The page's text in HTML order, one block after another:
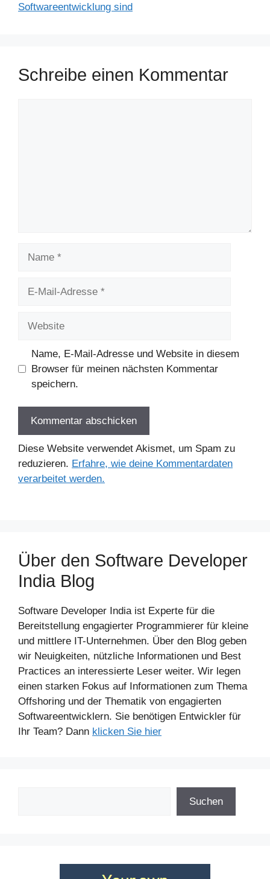
Softwareentwicklung sind
Schreibe einen Kommentar
Name, E-Mail-Adresse und Website in diesem
Browser für meinen nächsten Kommentar
speichern.
Diese Website verwendet Akismet, um Spam zu
reduzieren. Erfahre, wie deine Kommentardaten
verarbeitet werden.
Über den Software Developer
India Blog
Software Developer India ist Experte für die
Bereitstellung engagierter Programmierer für kleine
und mittlere IT-Unternehmen. Über den Blog geben
wir Neuigkeiten, nützliche Informationen und Best
Practices an interessierte Leser weiter. Wir legen
einen starken Fokus auf Informationen zum Thema
Offshoring und der Thematik von engagierten
Softwareentwicklern. Sie benötigen Entwickler für
Ihr Team? Dann klicken Sie hier
Suchen